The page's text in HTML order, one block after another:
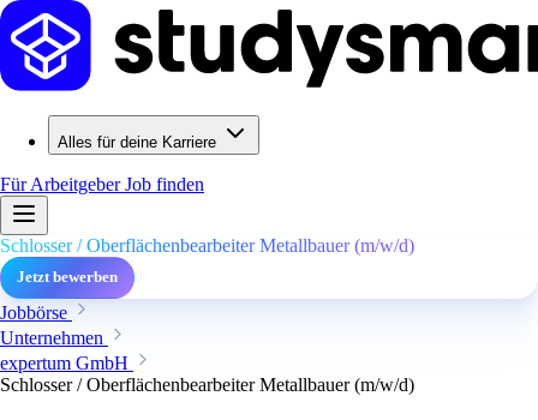
Alles für deine Karriere
Für ArbeitgeberJob finden
Schlosser / Oberflächenbearbeiter Metallbauer (m/w/d)
Jetzt bewerben
Jobbörse
Unternehmen
expertum GmbH
Schlosser / Oberflächenbearbeiter Metallbauer (m/w/d)